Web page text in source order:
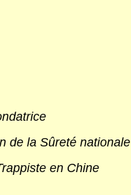
de la Sûreté nationale
en Chine